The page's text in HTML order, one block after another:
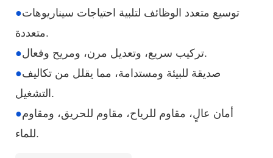
●توسيع متعدد الوظائف لتلبية احتياجات سيناريوهات
متعددة.
●
تركيب سريع، وتعديل مرن، ومريح وفعال.
●صديقة للبيئة ومستدامة، مما يقلل من تكاليف
التشغيل.
●أمان عالٍ، مقاوم للرياح، مقاوم للحريق، ومقاوم
للماء.